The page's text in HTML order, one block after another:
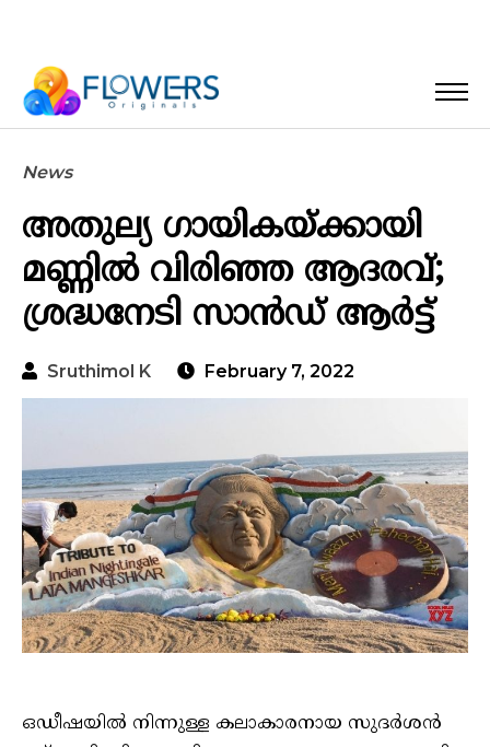
News
അതുല്യ ഗായികയ്ക്കായി
മണ്ണിൽ വിരിഞ്ഞ ആദരവ്;
ശ്രദ്ധനേടി സാൻഡ് ആർട്ട്
Sruthimol K February 7, 2022
ഒഡീഷയിൽ നിന്നുള്ള കലാകാരനായ സുദർശൻ